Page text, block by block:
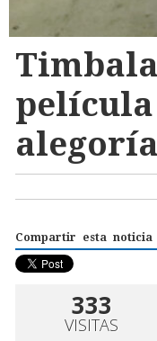
película
Compartir esta noticia
333
VISITAS